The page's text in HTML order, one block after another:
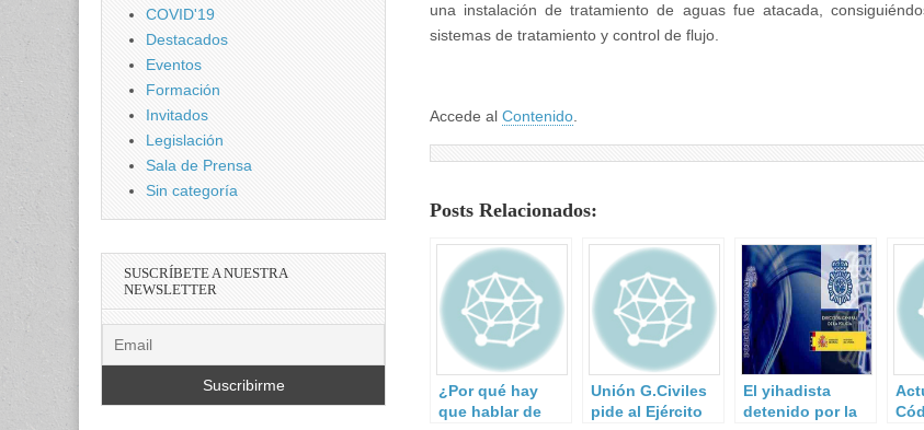
una instalación de tratamiento de aguas fue atacada,
sistemas de tratamiento y control de flujo.
Accede al Contenido.
Posts Relacionados:
¿Por qué hay
que hablar de
Unión G.Civiles
pide al Ejército
El yihadista
detenido por la
COVID'19
Destacados
Eventos
Formación
Invitados
Legislación
Sala de Prensa
Sin categoría
SUSCRÍBETE A NUESTRA
NEWSLETTER